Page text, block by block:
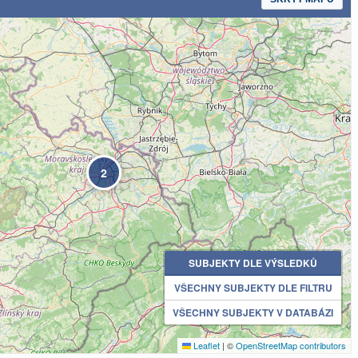
2
SUBJEKTY DLE VÝSLEDKŮ
VŠECHNY SUBJEKTY DLE FILTRU
VŠECHNY SUBJEKTY V DATABÁZI
Leaflet | ©OpenStreetMap contributors